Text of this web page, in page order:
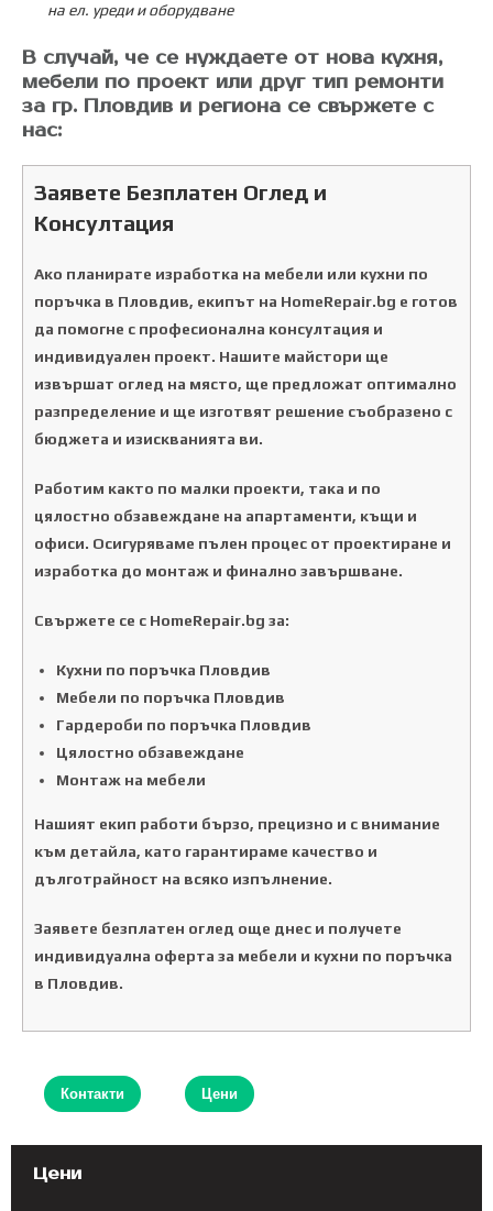
на ел. уреди и оборудване
В случай, че се нуждаете от нова кухня,
мебели по проект или друг тип ремонти
за гр. Пловдив и региона се свържете с
нас:
Заявете Безплатен Оглед и
Консултация
Ако планирате изработка на мебели или кухни по
поръчка в Пловдив, екипът на HomeRepair.bg е готов
да помогне с професионална консултация и
индивидуален проект. Нашите майстори ще
извършат оглед на място, ще предложат оптимално
разпределение и ще изготвят решение съобразено с
бюджета и изискванията ви.
Работим както по малки проекти, така и по
цялостно обзавеждане на апартаменти, къщи и
офиси. Осигуряваме пълен процес от проектиране и
изработка до монтаж и финално завършване.
Свържете се с HomeRepair.bg за:
Кухни по поръчка Пловдив
Мебели по поръчка Пловдив
Гардероби по поръчка Пловдив
Цялостно обзавеждане
Монтаж на мебели
Нашият екип работи бързо, прецизно и с внимание
към детайла, като гарантираме качество и
дълготрайност на всяко изпълнение.
Заявете безплатен оглед още днес и получете
индивидуална оферта за мебели и кухни по поръчка
в Пловдив.
Контакти Цени
Цени